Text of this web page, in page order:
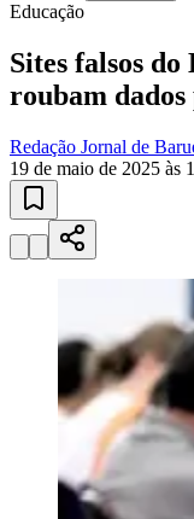
Juventude
10 anos de JB
10 anos de JB
500mil+
Anuncie no
Sua empresa no maior
Saiba mais
Anuncie no Portal
Publique Vagas
Publicidade Anuncie